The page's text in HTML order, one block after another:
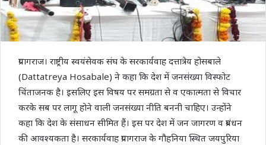
प्रयागराज। राष्ट्रीय स्वयंसेवक संघ के सरकार्यवाह दत्तात्रेय होसबाले
(Dattatreya Hosabale) ने कहा कि देश में जनसंख्या विस्फोट
चिंताजनक है। इसलिए इस विषय पर समग्रता से व एकात्मता से विचार
करके सब पर लागू होने वाली जनसंख्या नीति बननी चाहिए। उन्होंने
कहा कि देश के संसाधन सीमित हैं। इस पर देश में जन जागरण व प्रबंधन
की आवश्यकता है। सरकार्यवाह प्रयागराज के गौहनिया स्थित जयपुरिया